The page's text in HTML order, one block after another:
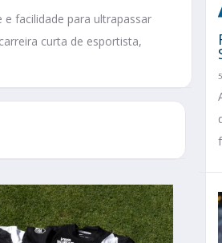
facilidade para ultrapassar
curta de esportista,